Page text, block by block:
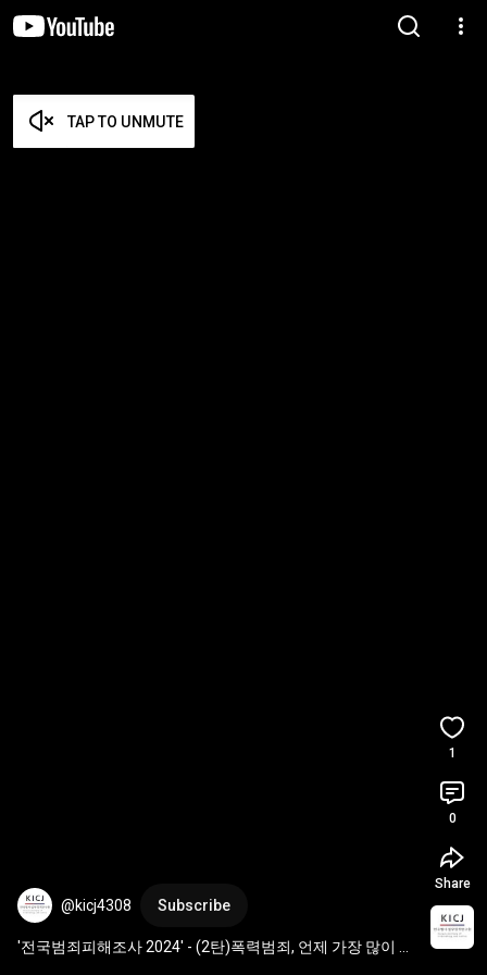
TAP TO UNMUTE
@kicj4308 Subscribe
'전국범죄피해조사 2024' - (2탄)폭력범죄, 언제 가장 많이 발
1
0
Share